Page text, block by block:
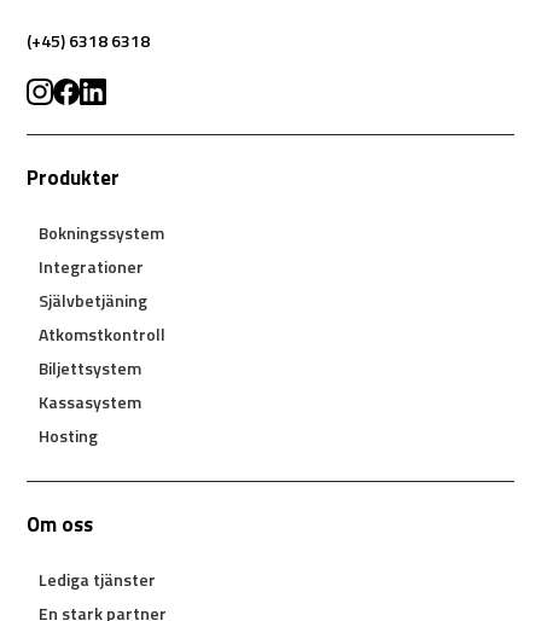
(+45) 6318 6318
Produkter
Bokningssystem
Integrationer
Självbetjäning
Atkomstkontroll
Biljettsystem
Kassasystem
Hosting
Om oss
Lediga tjänster
En stark partner